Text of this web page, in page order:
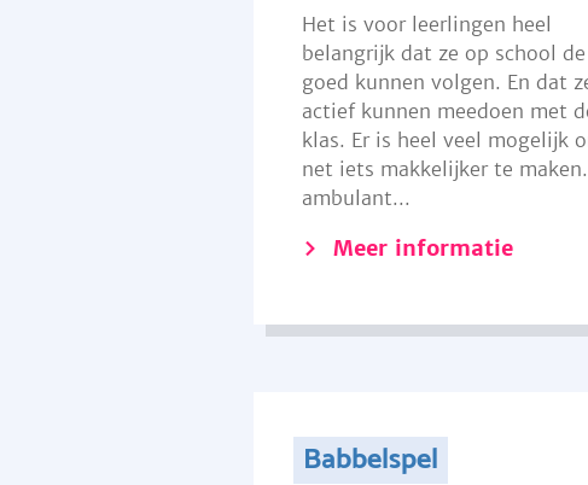
Het is voor leerlingen heel
belangrijk dat ze op school
goed kunnen volgen. En dat
actief kunnen meedoen met
klas. Er is heel veel mogelijk
net iets makkelijker te
ambulant...
Meer informatie
Babbelspel